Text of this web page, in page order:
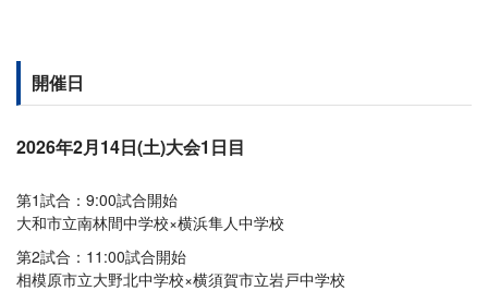
開催日
2026年2月14日(土)大会1日目
第1試合：9:00試合開始
大和市立南林間中学校×横浜隼人中学校
第2試合：11:00試合開始
相模原市立大野北中学校×横須賀市立岩戸中学校